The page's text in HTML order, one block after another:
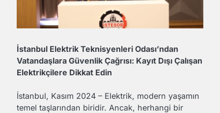
İstanbul Elektrik Teknisyenleri Odası’ndan
Vatandaşlara Güvenlik Çağrısı: Kayıt Dışı Çalışan
Elektrikçilere Dikkat Edin
İstanbul, Kasım 2024 – Elektrik, modern yaşamın
temel taşlarından biridir. Ancak, herhangi bir